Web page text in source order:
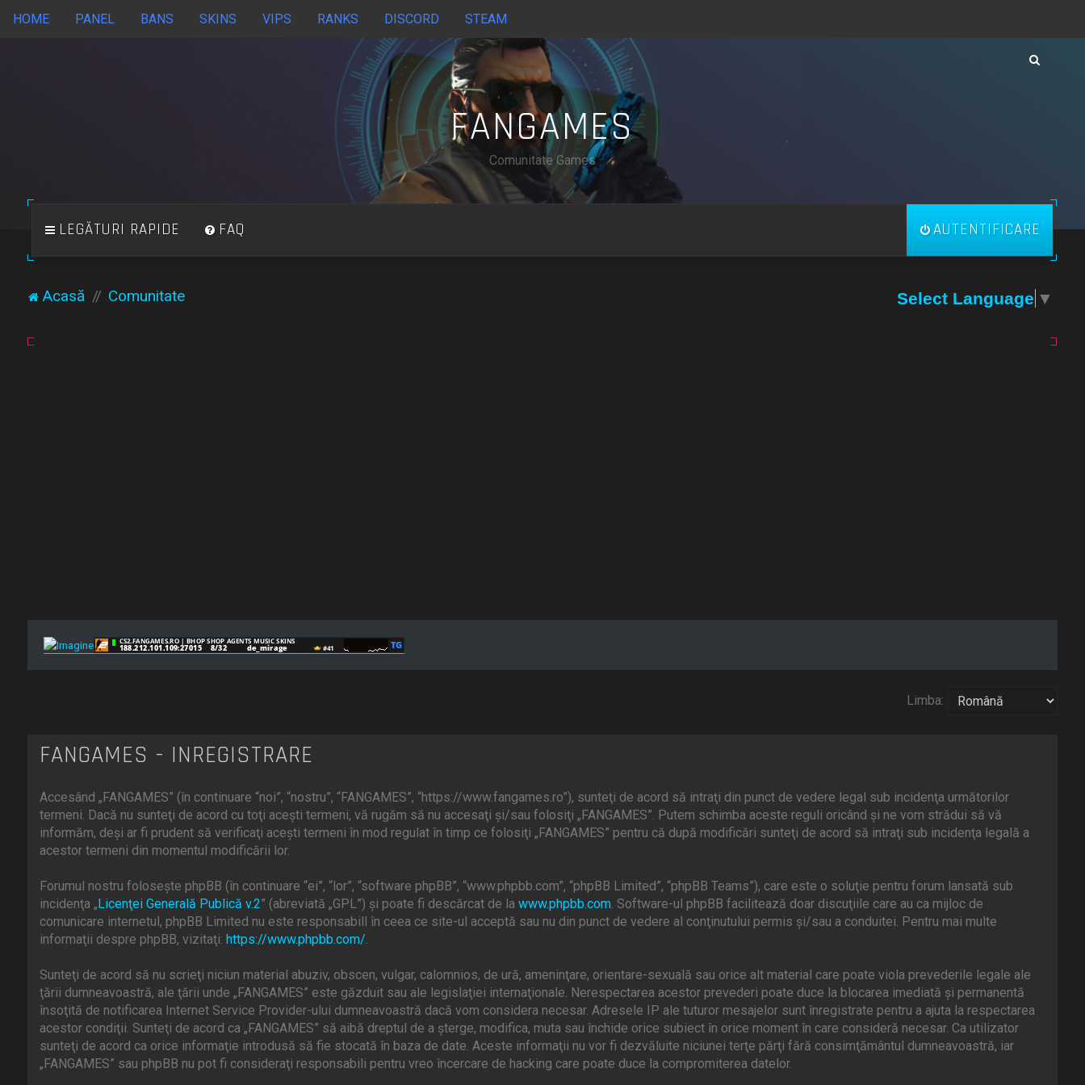
HOME PANEL BANS SKINS VIPS RANKS DISCORD STEAM
FANGAMES
Comunitate Games
LEGĂTURI RAPIDE FAQ AUTENTIFICARE
Acasă Comunitate Select Language ▼
Limba:
FANGAMES - ÎNREGISTRARE
Accesând „FANGAMES” (în continuare “noi”, “nostru”, “FANGAMES”, “https://www.fangames.ro”), sunteţi de acord să intraţi din punct de vedere legal sub incidenţa următorilor
termeni. Dacă nu sunteţi de acord cu toţi aceşti termeni, vă rugăm să nu accesaţi şi/sau folosiţi „FANGAMES”. Putem schimba aceste reguli oricând şi ne vom strădui să vă
informăm, deşi ar fi prudent să verificaţi aceşti termeni în mod regulat în timp ce folosiţi „FANGAMES” pentru că după modificări sunteţi de acord să intraţi sub incidenţa legală a
acestor termeni din momentul modificării lor.
Forumul nostru foloseşte phpBB (în continuare “ei”, “lor”, “software phpBB”, “www.phpbb.com”, “phpBB Limited”, “phpBB Teams”), care este o soluţie pentru forum lansată sub
incidenţa „ Licenţei Generală Publică v.2” (abreviată „GPL”) şi poate fi descărcat de la www.phpbb.com. Software-ul phpBB facilitează doar discuţiile care au ca mijloc de
comunicare internetul, phpBB Limited nu este responsabill în ceea ce site-ul acceptă sau nu din punct de vedere al conţinutului permis şi/sau a conduitei. Pentru mai multe
informaţii despre phpBB, vizitaţi: https://www.phpbb.com/.
Sunteţi de acord să nu scrieţi niciun material abuziv, obscen, vulgar, calomnios, de ură, ameninţare, orientare-sexuală sau orice alt material care poate viola prevederile legale ale
ţării dumneavoastră, ale ţării unde „FANGAMES” este găzduit sau ale legislaţiei internaţionale. Nerespectarea acestor prevederi poate duce la blocarea imediată şi permanentă
însoţită de notificarea Internet Service Provider-ului dumneavoastră dacă vom considera necesar. Adresele IP ale tuturor mesajelor sunt înregistrate pentru a ajuta la respectarea
acestor condiţii. Sunteţi de acord ca „FANGAMES” să aibă dreptul de a şterge, modifica, muta sau închide orice subiect în orice moment în care consideră necesar. Ca utilizator
sunteţi de acord ca orice informaţie introdusă să fie stocată în baza de date. Aceste informaţii nu vor fi dezvăluite niciunei terţe părţi fără consimţământul dumneavoastră, iar
„FANGAMES” sau phpBB nu pot fi consideraţi responsabili pentru vreo încercare de hacking care poate duce la compromiterea datelor.